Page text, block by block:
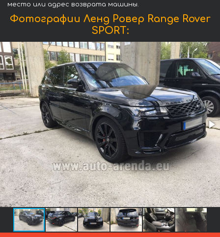
место или адрес возврата машины.
Фотографии Ленд Ровер Range Rover
SPORT: